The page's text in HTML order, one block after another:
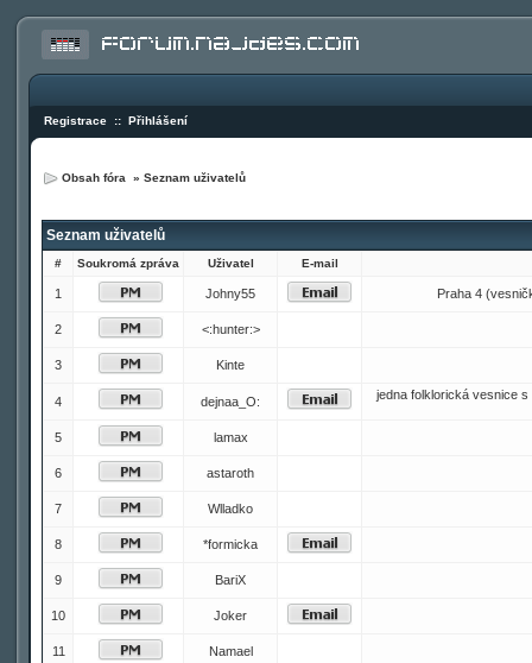
Registrace :: Přihlášení
Obsah fóra » Seznam uživatelů
Seznam uživatelů
# Soukromá zpráva Uživatel E-mail
1 Johny55 Praha 4
2 <:hunter:>
3 Kinte
4 dejnaa_O: jedna folklorická vesnice
5 lamax
6 astaroth
7 Wlladko
8 *formicka
9 BariX
10 Joker
11 Namael